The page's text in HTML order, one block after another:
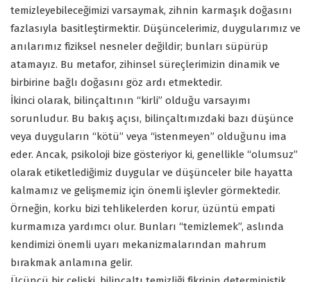
temizleyebileceğimizi varsaymak, zihnin karmaşık doğasını
fazlasıyla basitleştirmektir. Düşüncelerimiz, duygularımız ve
anılarımız fiziksel nesneler değildir; bunları süpürüp
atamayız. Bu metafor, zihinsel süreçlerimizin dinamik ve
birbirine bağlı doğasını göz ardı etmektedir.
İkinci olarak, bilinçaltının “kirli” olduğu varsayımı
sorunludur. Bu bakış açısı, bilinçaltımızdaki bazı düşünce
veya duyguların “kötü” veya “istenmeyen” olduğunu ima
eder. Ancak, psikoloji bize gösteriyor ki, genellikle “olumsuz”
olarak etiketlediğimiz duygular ve düşünceler bile hayatta
kalmamız ve gelişmemiz için önemli işlevler görmektedir.
Örneğin, korku bizi tehlikelerden korur, üzüntü empati
kurmamıza yardımcı olur. Bunları “temizlemek”, aslında
kendimizi önemli uyarı mekanizmalarından mahrum
bırakmak anlamına gelir.